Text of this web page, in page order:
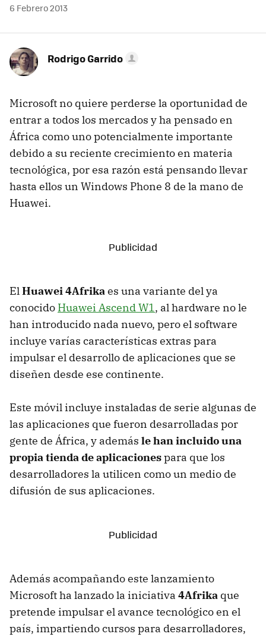
6 Febrero 2013
Rodrigo Garrido
Microsoft no quiere perderse la oportunidad de
entrar a todos los mercados y ha pensado en
África como uno potencialmente importante
debido a su reciente crecimiento en materia
tecnológica, por esa razón está pensando llevar
hasta ellos un Windows Phone 8 de la mano de
Huawei.
ElHuawei 4Afrikaes una variante del ya
conocido Huawei Ascend W1, al hardware no le
han introducido nada nuevo, pero el software
incluye varías características extras para
impulsar el desarrollo de aplicaciones que se
diseñen desde ese continente.
Este móvil incluye instaladas de serie algunas de
las aplicaciones que fueron desarrolladas por
gente de África, y además le han incluido una
propia tienda de aplicacionespara que los
desarrolladores la utilicen como un medio de
difusión de sus aplicaciones.
Además acompañando este lanzamiento
Microsoft ha lanzado la iniciativa 4Afrika que
pretende impulsar el avance tecnológico en el
país, impartiendo cursos para desarrolladores,